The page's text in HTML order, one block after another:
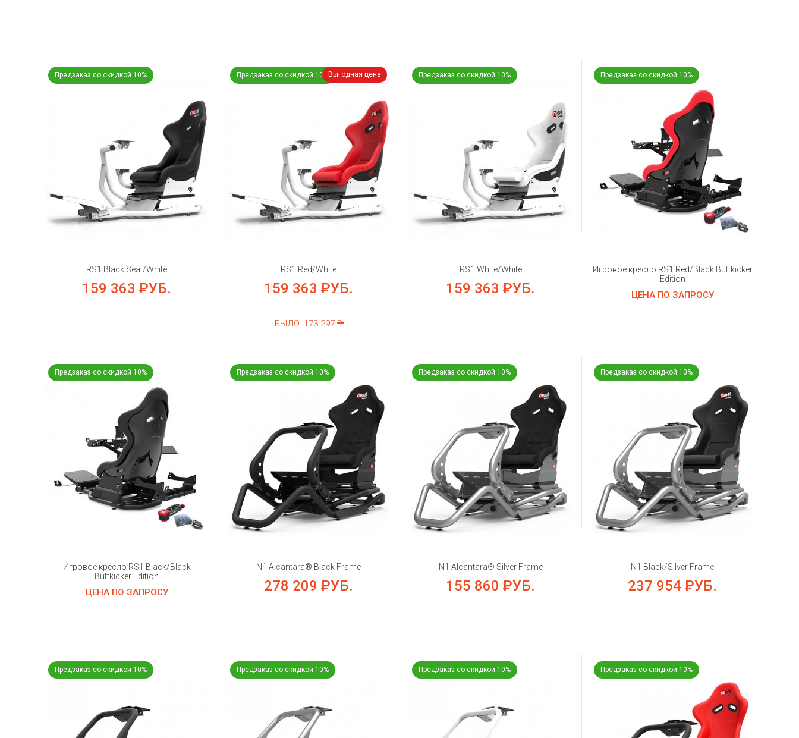
Предзаказ со скидкой 10%
RS1 Black Seat/White
159 363 РУБ.
Предзаказ со скидкой 10%Выгодная цена
RS1 Red/White
159 363 РУБ.
БЫЛО: 173 297Р
Предзаказ со скидкой 10%
RS1 White/White
159 363 РУБ.
Предзаказ со скидкой 10%
Игровое кресло RS1 Red/Black Buttkicker
Edition
ЦЕНА ПО ЗАПРОСУ
Предзаказ со скидкой 10%
Игровое кресло RS1 Black/Black
Buttkicker Edition
ЦЕНА ПО ЗАПРОСУ
Предзаказ со скидкой 10%
N1 Alcantara® Black Frame
278 209 РУБ.
Предзаказ со скидкой 10%
N1 Alcantara® Silver Frame
155 860 РУБ.
Предзаказ со скидкой 10%
N1 Black/Silver Frame
237 954 РУБ.
Предзаказ со скидкой 10% Предзаказ со скидкой 10% Предзаказ со скидкой 10% Предзаказ со скидкой 10%